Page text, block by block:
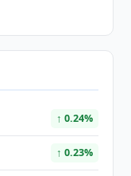
↑ 0.24%
↑ 0.23%